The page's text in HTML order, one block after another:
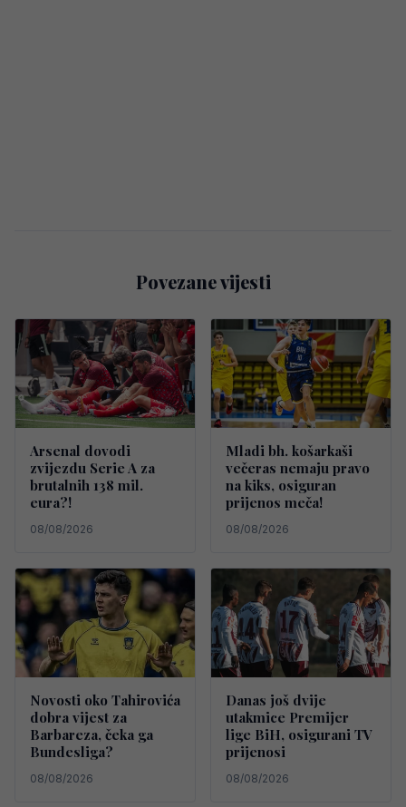
Povezane vijesti
Arsenal dovodi
zvijezdu Serie A za
brutalnih 138 mil.
eura?!
08/08/2026
Mladi bh. košarkaši
večeras nemaju pravo
na kiks, osiguran
prijenos meča!
08/08/2026
Novosti oko Tahirovića
dobra vijest za
Barbareza, čeka ga
Bundesliga?
08/08/2026
Danas još dvije
utakmice Premijer
lige BiH, osigurani TV
prijenosi
08/08/2026